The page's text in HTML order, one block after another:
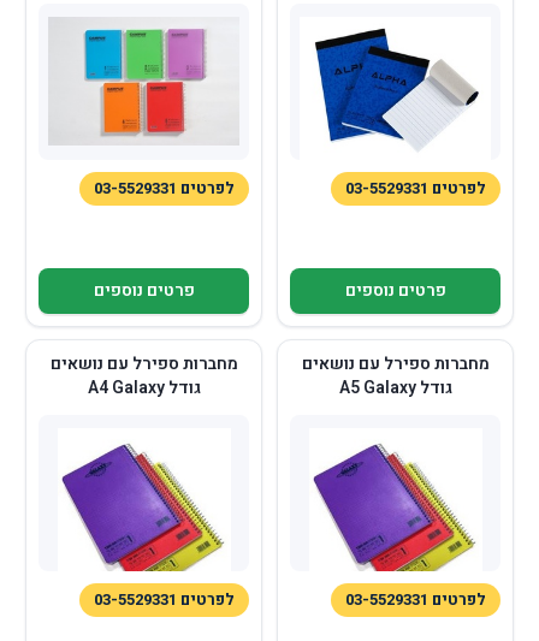
לפרטים 03-5529331
פרטים נוספים
לפרטים 03-5529331
פרטים נוספים
מחברות ספירל עם נושאים
גודל A5 Galaxy
לפרטים 03-5529331
מחברות ספירל עם נושאים
גודל A4 Galaxy
לפרטים 03-5529331